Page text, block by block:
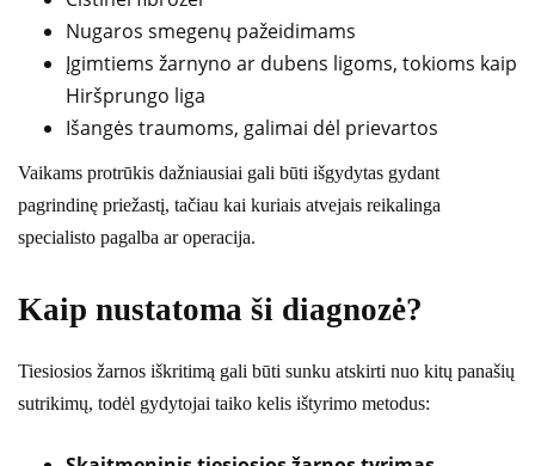
Nugaros smegenų pažeidimams
Įgimtiems žarnyno ar dubens ligoms, tokioms kaip
Hiršprungo liga
Išangės traumoms, galimai dėl prievartos
Vaikams protrūkis dažniausiai gali būti išgydytas gydant
pagrindinę priežastį, tačiau kai kuriais atvejais reikalinga
specialisto pagalba ar operacija.
Kaip nustatoma ši diagnozė?
Tiesiosios žarnos iškritimą gali būti sunku atskirti nuo kitų panašių
sutrikimų, todėl gydytojai taiko kelis ištyrimo metodus: